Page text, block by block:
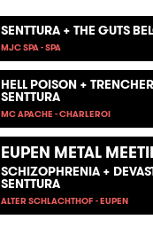
SENTTURA + THE GUTS
MJC SPA - SPA
HELL POISON +
SENTTURA
MC APACHE - CHARLEROI
EUPEN METAL
SCHIZOPHRENIA +
SENTTURA
ALTER SCHLACHTHOF - EUPEN